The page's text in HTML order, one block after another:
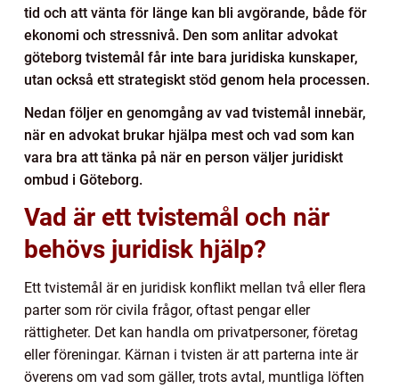
tid och att vänta för länge kan bli avgörande, både för
ekonomi och stressnivå. Den som anlitar advokat
göteborg tvistemål får inte bara juridiska kunskaper,
utan också ett strategiskt stöd genom hela processen.
Nedan följer en genomgång av vad tvistemål innebär,
när en advokat brukar hjälpa mest och vad som kan
vara bra att tänka på när en person väljer juridiskt
ombud i Göteborg.
Vad är ett tvistemål och när
behövs juridisk hjälp?
Ett tvistemål är en juridisk konflikt mellan två eller flera
parter som rör civila frågor, oftast pengar eller
rättigheter. Det kan handla om privatpersoner, företag
eller föreningar. Kärnan i tvisten är att parterna inte är
överens om vad som gäller, trots avtal, muntliga löften